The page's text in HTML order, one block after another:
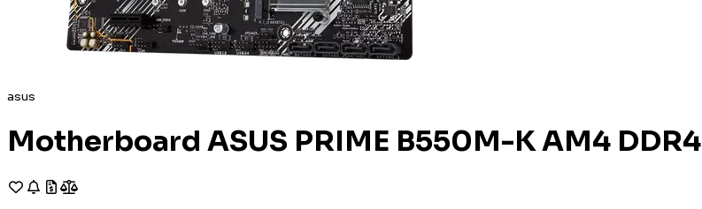
asus
Motherboard ASUS PRIME B550M-K AM4 DDR4